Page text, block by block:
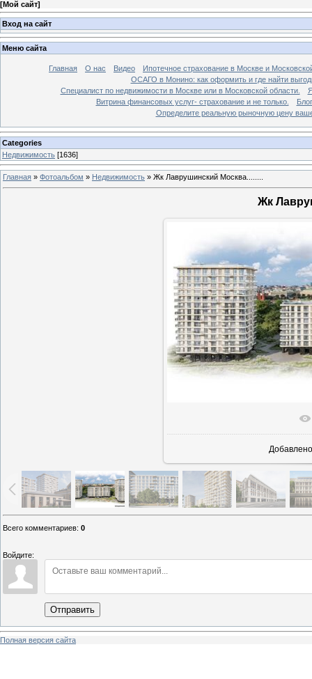
[Мой сайт]
Вход на сайт
Меню сайта
Главная О нас Видео
Ипотечное страхование в Москве и
ОСАГО в Монино: как оформить и где найти
Специалист по недвижимости в Москве или в Московской области.
Витрина финансовых услуг- страхование и не только.
Блог
Определите реальную рыночную цену
Categories
Недвижимость [1636]
Главная » Фотоальбом » Недвижимость » Жк Лаврушинский Москва........
Жк
В
Добавлено
Всего комментариев: 0
Войдите:
Отправить
Полная версия сайта